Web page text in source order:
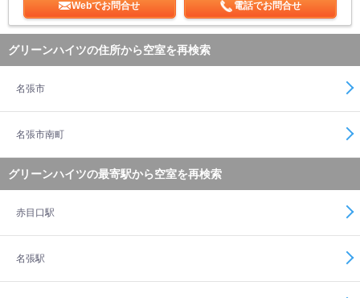
Webでお問合せ 電話でお問合せ
グリーンハイツの住所から空室を再検索
名張市
名張市南町
グリーンハイツの最寄駅から空室を再検索
赤目口駅
名張駅